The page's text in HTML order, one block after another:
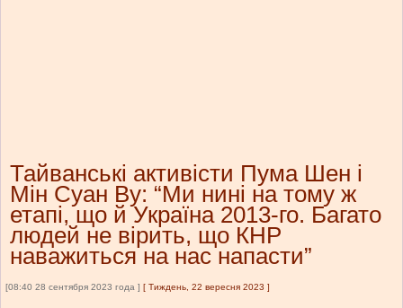
Тайванські активісти Пума Шен і
Мін Суан Ву: “Ми нині на тому ж
етапі, що й Україна 2013-го. Багато
людей не вірить, що КНР
наважиться на нас напасти”
[08:40 28 сентября 2023 года ] [ Тиждень, 22 вересня 2023 ]